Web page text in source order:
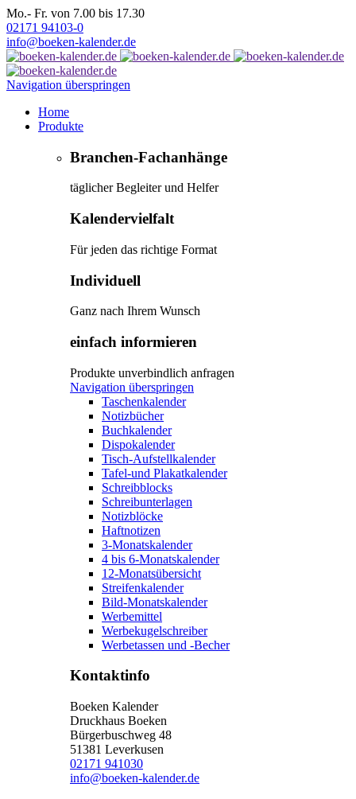
Mo.- Fr. von 7.00 bis 17.30
02171 94103-0
info@boeken-kalender.de
Navigation überspringen
Home
Produkte
Branchen-Fachanhänge
täglicher Begleiter und Helfer
Kalendervielfalt
Für jeden das richtige Format
Individuell
Ganz nach Ihrem Wunsch
einfach informieren
Produkte unverbindlich anfragen
Navigation überspringen
Taschenkalender
Notizbücher
Buchkalender
Dispokalender
Tisch-Aufstellkalender
Tafel-und Plakatkalender
Schreibblocks
Schreibunterlagen
Notizblöcke
Haftnotizen
3-Monatskalender
4 bis 6-Monatskalender
12-Monatsübersicht
Streifenkalender
Bild-Monatskalender
Werbemittel
Werbekugelschreiber
Werbetassen und -Becher
Kontaktinfo
Boeken Kalender
Druckhaus Boeken
Bürgerbuschweg 48
51381 Leverkusen
02171 941030
info@boeken-kalender.de